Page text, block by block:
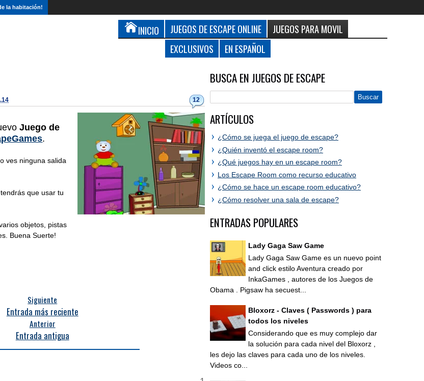
la habitación!
INICIO JUEGOS DE ESCAPE ONLINE
JUEGOS PARA MOVIL
EXCLUSIVOS
EN ESPAÑOL
12
Juego de
.
ves ninguna salida
que usar tu
objetos, pistas
Buena Suerte!
Siguiente
Entrada más reciente
Anterior
Entrada antigua
BUSCA EN JUEGOS DE ESCAPE
ARTÍCULOS
¿Cómo se juega el juego de escape?
¿Quién inventó el escape room?
¿Qué juegos hay en un escape room?
Los Escape Room como recurso educativo
¿Cómo se hace un escape room educativo?
¿Cómo resolver una sala de escape?
ENTRADAS POPULARES
Lady Gaga Saw Game
Lady Gaga Saw Game es un nuevo point
and click estilo Aventura creado por
InkaGames , autores de los Juegos de
Obama . Pigsaw ha secuest...
Bloxorz - Claves ( Passwords ) para
todos los niveles
Considerando que es muy complejo dar
la solución para cada nivel del Bloxorz ,
les dejo las claves para cada uno de los niveles.
Videos co...